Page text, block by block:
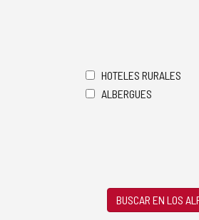
HOTELES RURALES
ALBERGUES
BUSCAR EN LOS